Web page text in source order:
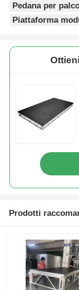
Pedana per
Piattaforma
Prodotti